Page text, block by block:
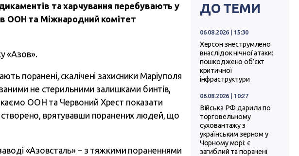
та харчування перебувають у
ООН та Міжнародний комітет
«Азов».
поранені, скалічені захисники Маріуполя
не стерильними залишками бинтів,
ООН та Червоний Хрест показати
створено, врятувавши поранених людей, що
«Азовсталь» – з тяжкими пораненнями
ДО ТЕМИ
06.08.2026 | 15:30
Херсон знеструмлено
внаслідок нічної атаки:
пошкоджено об’єкт
критичної
інфраструктури
06.08.2026 | 10:27
Війська РФ дарили по
торговельному
суховантажу з
українським зерном у
Чорному морі: є
загиблий та поранені